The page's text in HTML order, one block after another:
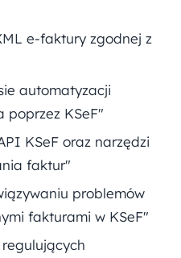
e-faktury zgodnej z
automatyzacji
poprzez KSeF"
KSeF oraz narzędzi
faktur"
problemów
fakturami w KSeF"